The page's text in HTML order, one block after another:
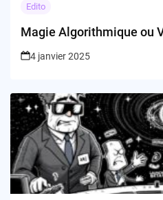
Edito
Magie Algorithmique ou
4 janvier 2025